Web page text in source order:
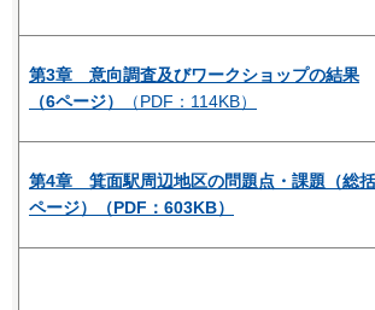
第3章 意向調査及びワークショップの結果
（6ページ）
（PDF：114KB）
第4章 箕面駅周辺地区の問題点・課題（総
ページ）（PDF：603KB）